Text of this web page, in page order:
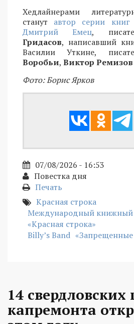
Хедлайнерами
станут автор серии
Дмитрий Емец,
Гридасов, написавший
Василии Уткине,
Воробьи, Виктор Ремизов
Фото: Борис Ярков
07/08/2026 - 16:53
Повестка дня
Печать
Красная строка
Международный книжный
«Красная строка»
Billy’s Band
14
капремонта